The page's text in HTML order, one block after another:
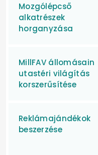
Mozgólépcső
alkatrészek
horganyzása
MillFAV állomásain
utastéri világítás
korszerűsítése
Reklámajándékok
beszerzése